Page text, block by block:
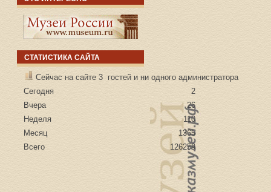
СТАТИСТИКА САЙТА
Сейчас на сайте 3 гостей и ни одного администратора
Сегодня
2
Вчера
26
Неделя
110
Месяц
1365
Всего
126259